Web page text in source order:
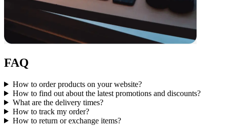
FAQ
How to order products on your website?
How to find out about the latest promotions and discounts?
What are the delivery times?
How to track my order?
How to return or exchange items?